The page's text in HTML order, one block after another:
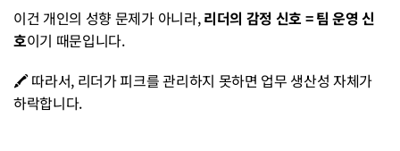
이건 개인의 성향 문제가 아니라, 리더의 감정 신호 = 팀 운영 신
호이기 때문입니다.
🖍️ 따라서, 리더가 피크를 관리하지 못하면 업무 생산성 자체가
하락합니다.